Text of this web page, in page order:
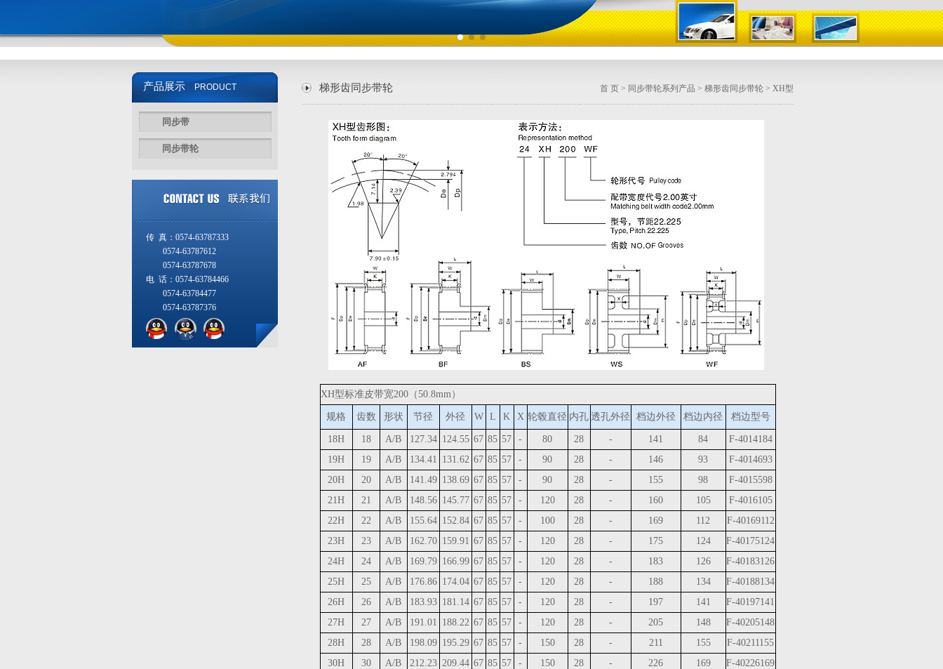
产品展示 PRODUCT
同步带
同步带轮
传 真：0574-63787333
0574-63787612
0574-63787678
电 话：0574-63784466
0574-63784477
0574-63787376
梯形齿同步带轮 首 页 > 同步带轮系列产品 > 梯形齿同步带轮 > XH型
XH型标准皮带宽200（50.8mm）
规格 齿数 形状 节径 外径 W L K X 轮毂直径 内孔 透孔外径 档边外径 档边内径 档边型号
18H 18 A/B 127.34 124.55 67 85 57 - 80 28 - 141 84
F-4014184
19H
19 A/B 134.41 131.62 67 85 57 - 90 28 - 146 93
F-4014693
20H
20 A/B 141.49 138.69 67 85 57 - 90 28 - 155 98
F-4015598
21H
21 A/B 148.56 145.77 67 85 57 - 120 28 - 160 105
F-4016105
22H
22 A/B 155.64 152.84 67 85 57 - 100 28 - 169 112
F-40169112
23H
23 A/B 162.70 159.91 67 85 57 - 120 28 - 175 124
F-40175124
24H
24 A/B 169.79 166.99 67 85 57 - 120 28 - 183 126
F-40183126
25H
25 A/B 176.86 174.04 67 85 57 - 120 28 - 188 134
F-40188134
26H
26 A/B 183.93 181.14 67 85 57 - 120 28 - 197 141
F-40197141
27H
27 A/B 191.01 188.22 67 85 57 - 120 28 - 205 148
F-40205148
28H
28 A/B 198.09 195.29 67 85 57 - 150 28 - 211 155
F-40211155
30H
30 A/B 212.23 209.44 67 85 57 - 150 28 - 226 169
F-40226169